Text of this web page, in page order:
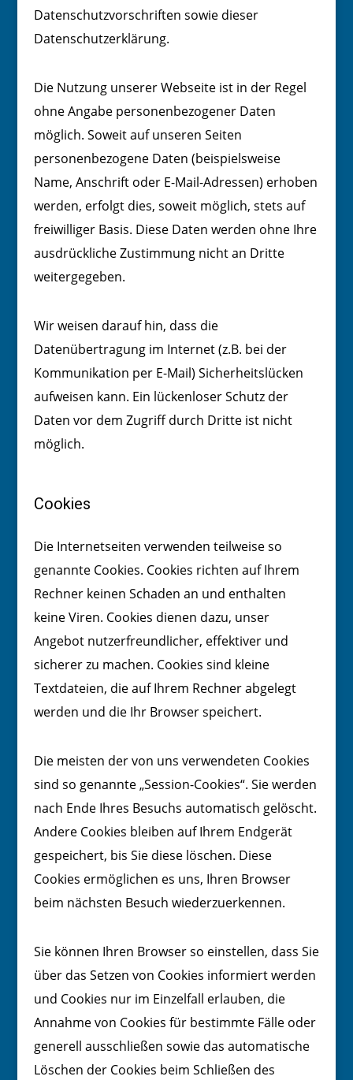
Datenschutzvorschriften sowie dieser
Datenschutzerklärung.
Die Nutzung unserer Webseite ist in der Regel
ohne Angabe personenbezogener Daten
möglich. Soweit auf unseren Seiten
personenbezogene Daten (beispielsweise
Name, Anschrift oder E-Mail-Adressen) erhoben
werden, erfolgt dies, soweit möglich, stets auf
freiwilliger Basis. Diese Daten werden ohne Ihre
ausdrückliche Zustimmung nicht an Dritte
weitergegeben.
Wir weisen darauf hin, dass die
Datenübertragung im Internet (z.B. bei der
Kommunikation per E-Mail) Sicherheitslücken
aufweisen kann. Ein lückenloser Schutz der
Daten vor dem Zugriff durch Dritte ist nicht
möglich.
Cookies
Die Internetseiten verwenden teilweise so
genannte Cookies. Cookies richten auf Ihrem
Rechner keinen Schaden an und enthalten
keine Viren. Cookies dienen dazu, unser
Angebot nutzerfreundlicher, effektiver und
sicherer zu machen. Cookies sind kleine
Textdateien, die auf Ihrem Rechner abgelegt
werden und die Ihr Browser speichert.
Die meisten der von uns verwendeten Cookies
sind so genannte „Session-Cookies“. Sie werden
nach Ende Ihres Besuchs automatisch gelöscht.
Andere Cookies bleiben auf Ihrem Endgerät
gespeichert, bis Sie diese löschen. Diese
Cookies ermöglichen es uns, Ihren Browser
beim nächsten Besuch wiederzuerkennen.
Sie können Ihren Browser so einstellen, dass Sie
über das Setzen von Cookies informiert werden
und Cookies nur im Einzelfall erlauben, die
Annahme von Cookies für bestimmte Fälle oder
generell ausschließen sowie das automatische
Löschen der Cookies beim Schließen des